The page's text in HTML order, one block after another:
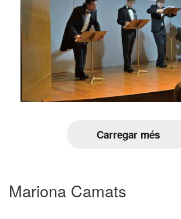
Carregar més
Mariona Camats